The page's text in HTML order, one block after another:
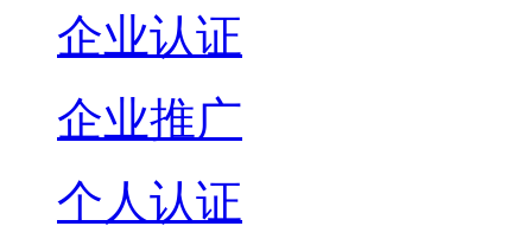
企业认证
企业推广
个人认证